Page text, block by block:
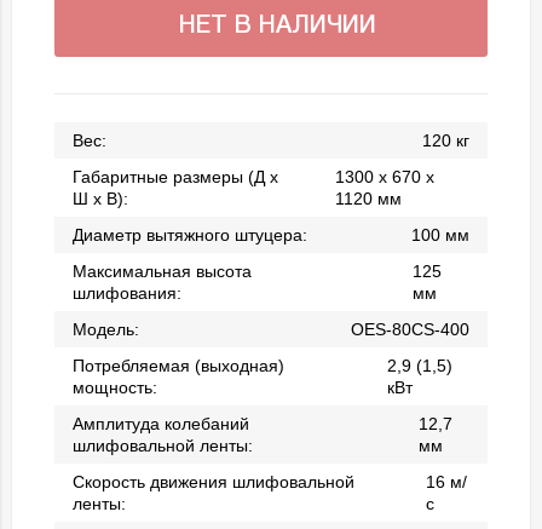
НЕТ В НАЛИЧИИ
Вес:
120 кг
Габаритные размеры (Д x
Ш x В):
1300 x 670 x
1120 мм
Диаметр вытяжного штуцера:
100 мм
Максимальная высота
шлифования:
125
мм
Модель:
OES-80CS-400
Потребляемая (выxодная)
мощность:
2,9 (1,5)
кВт
Амплитуда колебаний
шлифовальной ленты:
12,7
мм
Скорость движения шлифовальной
ленты:
16 м/
с